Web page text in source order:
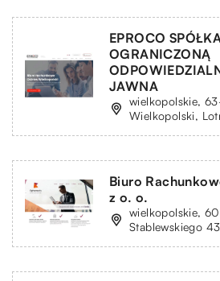
EPROCO
OGRANICZONĄ
JAWNA
wielkopolskie,
Wielkopolski,
Biuro
z o. o.
wielkopolskie,
Stablewskiego